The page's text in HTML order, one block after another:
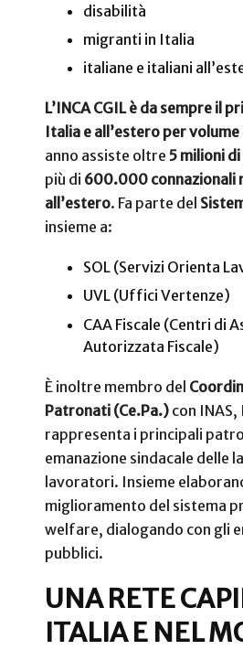
disabilità
migranti in Italia
italiane e italiani
L’INCA CGIL è da sempre il
Italia e all’estero per
anno assiste oltre 5 milioni
più di 600.000 connazionali
all’estero. Fa parte del
insieme a:
SOL (Servizi Orienta
UVL (Uffici Vertenze)
CAA Fiscale (Centri di
Autorizzata Fiscale)
È inoltre membro del
Patronati (Ce.Pa.) con INAS,
rappresenta i principali
emanazione sindacale delle
lavoratori. Insieme
miglioramento del sistema
welfare, dialogando con gli
pubblici.
UNA RETE
ITALIA E NEL